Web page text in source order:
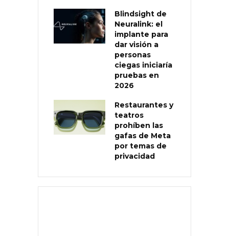
Blindsight de
Neuralink: el
implante para
dar visión a
personas
ciegas iniciaría
pruebas en
2026
Restaurantes y
teatros
prohíben las
gafas de Meta
por temas de
privacidad